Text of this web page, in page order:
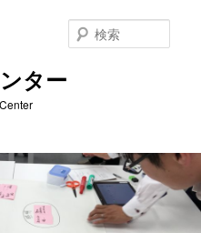
ター
索